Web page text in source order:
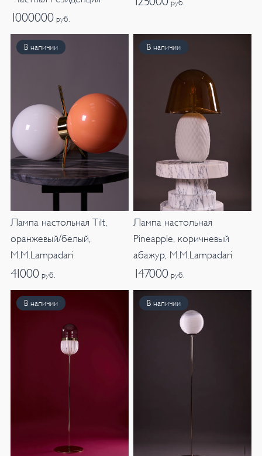
1000000 руб.
руб.
В наличии
Лампа настольная Tilt,
оранжевый/белый,
M.M.Lampadari
41000 руб.
В наличии
Лампа настольная
Pineapple, коричневый
абажур, M.M.Lampadari
147000 руб.
В наличии В наличии